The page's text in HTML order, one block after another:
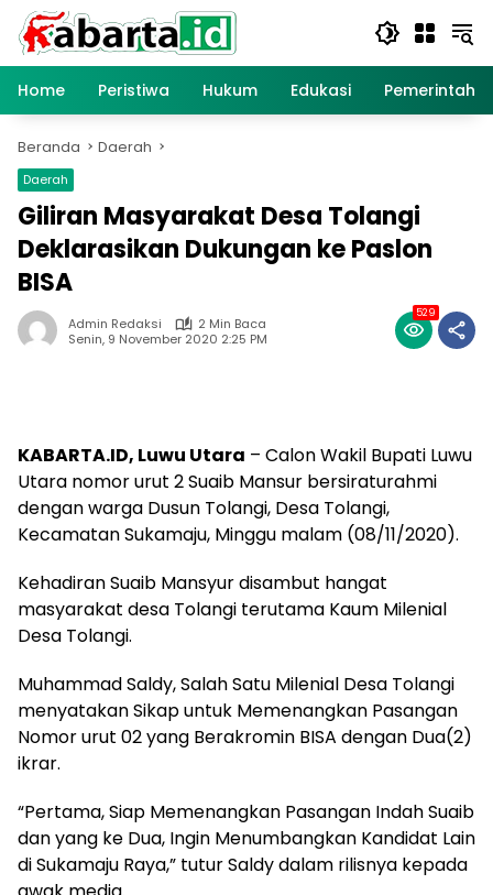
Langsung
konten
Home
Peristiwa Hukum Edukasi
Beranda Daerah
Daerah
Giliran Masyarakat Desa Tolangi
Deklarasikan Dukungan ke Paslon
BISA
Admin Redaksi
2 Min Baca
Senin, 9 November 2020 2:25 PM
529
KABARTA.ID, Luwu Utara – Calon Wakil Bupati Luwu
Utara nomor urut 2 Suaib Mansur bersiraturahmi
dengan warga Dusun Tolangi, Desa Tolangi,
Kecamatan Sukamaju, Minggu malam (08/11/2020).
Kehadiran Suaib Mansyur disambut hangat
masyarakat desa Tolangi terutama Kaum Milenial
Desa Tolangi.
Muhammad Saldy, Salah Satu Milenial Desa Tolangi
menyatakan Sikap untuk Memenangkan Pasangan
Nomor urut 02 yang Berakromin BISA dengan Dua(2)
ikrar.
“Pertama, Siap Memenangkan Pasangan Indah Suaib
dan yang ke Dua, Ingin Menumbangkan Kandidat Lain
di Sukamaju Raya,” tutur Saldy dalam rilisnya kepada